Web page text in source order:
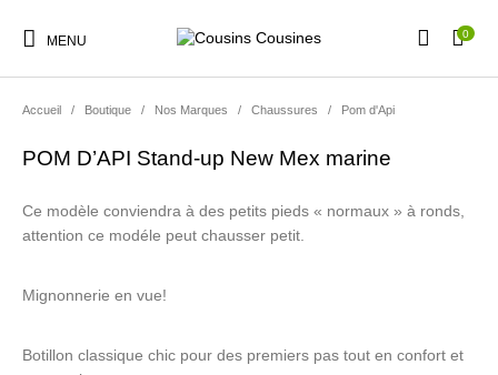
MENU 0
Nouveautés Promotions Chaussures Vêtements Filles
Vêtements Garçons Accessoires
Accueil / Boutique / Nos Marques / Chaussures / Pom d'Api
POM D’API Stand-up New Mex marine
Ce modèle conviendra à des petits pieds « normaux » à ronds,
attention ce modéle peut chausser petit.
Mignonnerie en vue!
Botillon classique chic pour des premiers pas tout en confort et